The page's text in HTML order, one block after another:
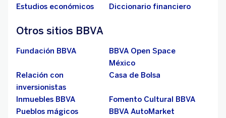
Estudios económicos
Diccionario financiero
Otros sitios BBVA
Fundación BBVA
BBVA Open Space
México
Relación con
inversionistas
Casa de Bolsa
Inmuebles BBVA
Fomento Cultural BBVA
Pueblos mágicos
BBVA AutoMarket